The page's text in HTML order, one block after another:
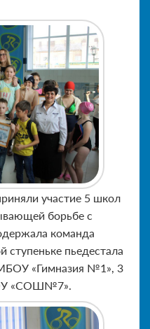
участие 5 школ
борьбе с
команда
пьедестала
«Гимназия №1», 3
«СОШ№7».